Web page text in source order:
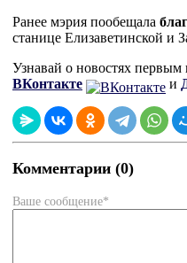
Ранее мэрия пообещала
станице Елизаветинской и
Узнавай о новостях первым
ВКонтакте
и
Комментарии (0)
Ваше сообщение*